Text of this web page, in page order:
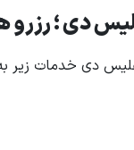
دی ؛ رزرو
دی خدمات زیر